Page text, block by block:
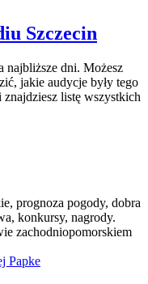
Szczecin
najbliższe dni. Możesz
jakie audycje były tego
znajdziesz listę wszystkich
prognoza pogody, dobra
konkursy, nagrody.
zachodniopomorskiem
Papke